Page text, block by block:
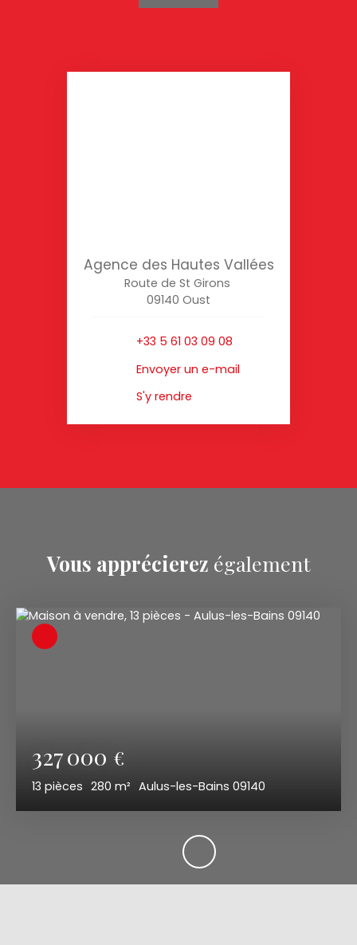
Agence des Hautes Vallées
Route de St Girons
09140 Oust
+33 5 61 03 09 08
Envoyer un e-mail
S'y rendre
Vous apprécierez également
327 000 €
13 pièces 280 m² Aulus-les-Bains 09140